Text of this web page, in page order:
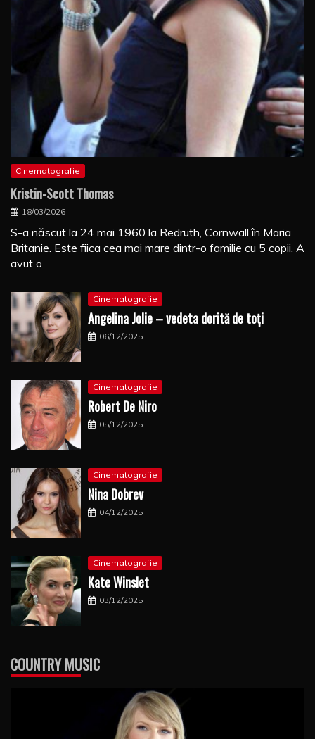
Cinematografie
Kristin-Scott Thomas
18/03/2026
S-a născut la 24 mai 1960 la Redruth, Cornwall în Maria
Britanie. Este fiica cea mai mare dintr-o familie cu 5 copii. A
avut o
Cinematografie
Angelina Jolie – vedeta dorită de toți
06/12/2025
Cinematografie
Robert De Niro
05/12/2025
Cinematografie
Nina Dobrev
04/12/2025
Cinematografie
Kate Winslet
03/12/2025
COUNTRY MUSIC